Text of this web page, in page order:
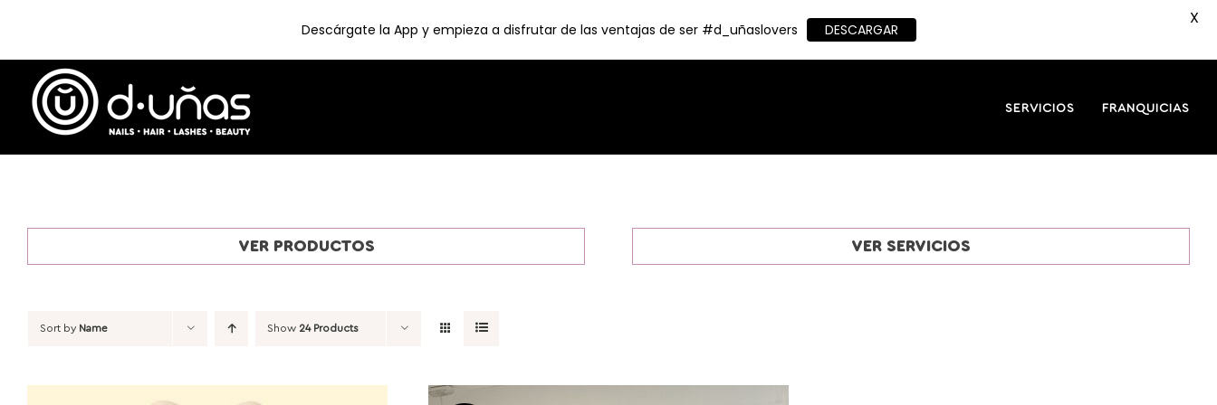
content
SERVICIOS FRANQUICIAS
VER PRODUCTOS VER SERVICIOS
Sort by Name Show 24 Products
Descárgate la App y empieza a disfrutar de las ventajas de ser #d_uñaslovers DESCARGAR
X